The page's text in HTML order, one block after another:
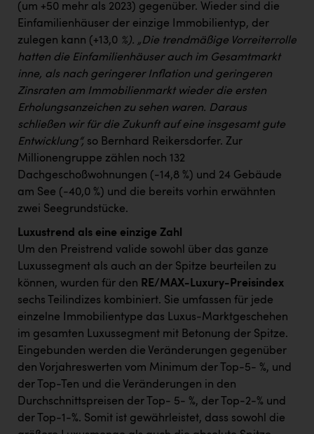
(um +50 mehr als 2023) gegenüber. Wieder sind die
Einfamilienhäuser der einzige Immobilientyp, der
zulegen kann (+13,0 %). „Die trendmäßige Vorreiterrolle
hatten die Einfamilienhäuser auch im Gesamtmarkt
inne, als nach geringerer Inflation und geringeren
Zinsraten am Immobilienmarkt wieder die ersten
Erholungsanzeichen zu sehen waren. Daraus
schließen wir für die Zukunft auf eine insgesamt gute
Entwicklung“, so Bernhard Reikersdorfer. Zur
Millionengruppe zählen noch 132
Dachgeschoßwohnungen (-14,8 %) und 24 Gebäude
am See (-40,0 %) und die bereits vorhin erwähnten
zwei Seegrundstücke.
Luxustrend als eine einzige Zahl
Um den Preistrend valide sowohl über das ganze
Luxussegment als auch an der Spitze beurteilen zu
können, wurden für den RE/MAX-Luxury-Preisindex
sechs Teilindizes kombiniert. Sie umfassen für jede
einzelne Immobilientype das Luxus-Marktgeschehen
im gesamten Luxussegment mit Betonung der Spitze.
Eingebunden werden die Veränderungen gegenüber
den Vorjahreswerten vom Minimum der Top-5- %, und
der Top-Ten und die Veränderungen in den
Durchschnittspreisen der Top- 5- %, der Top-2-% und
der Top-1-%. Somit ist gewährleistet, dass sowohl die